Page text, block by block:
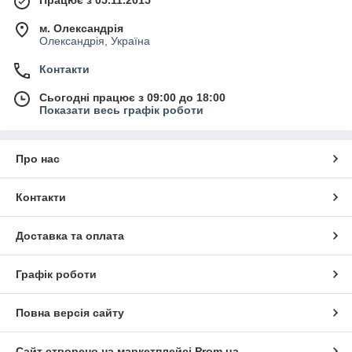
м. Олександрія
Олександрія, Україна
Контакти
Сьогодні працює з 09:00 до 18:00
Показати весь графік роботи
Про нас
Контакти
Доставка та оплата
Графік роботи
Повна версія сайту